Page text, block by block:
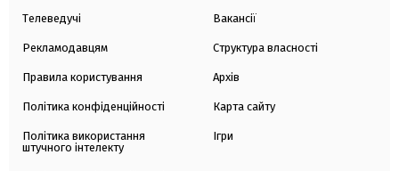
Телеведучі
Рекламодавцям
Правила користування
Політика конфіденційності
Політика використання
штучного інтелекту
Вакансії
Структура власності
Архів
Карта сайту
Ігри